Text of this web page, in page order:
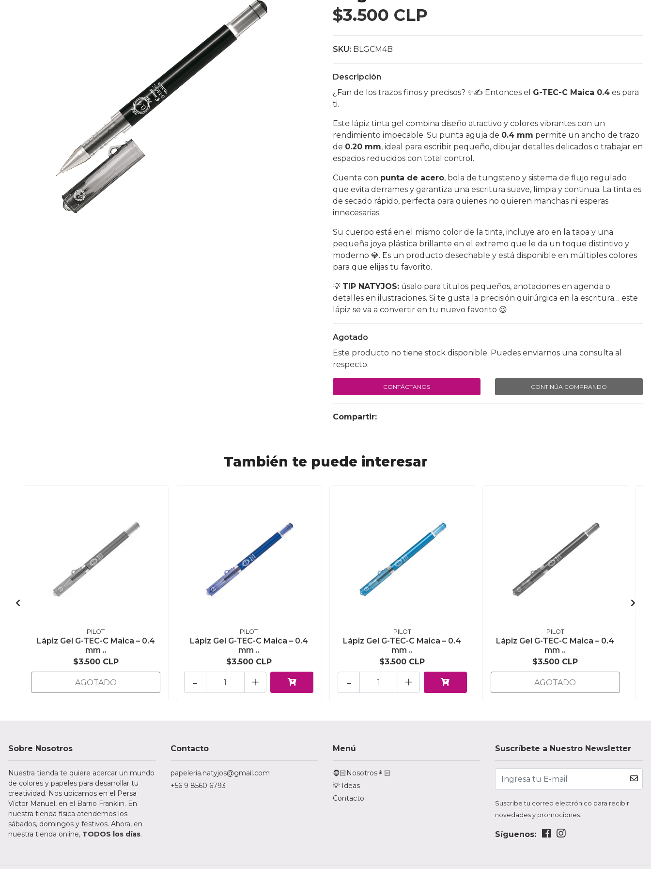
$3.500 CLP
SKU: BLGCM4B
Descripción
¿Fan de los trazos finos y precisos? ✨✍️ Entonces el G-TEC-C Maica 0.4 es para
ti.
Este lápiz tinta gel combina diseño atractivo y colores vibrantes con un
rendimiento impecable. Su punta aguja de 0.4 mm permite un ancho de trazo
de 0.20 mm, ideal para escribir pequeño, dibujar detalles delicados o trabajar en
espacios reducidos con total control.
Cuenta con punta de acero, bola de tungsteno y sistema de flujo regulado
que evita derrames y garantiza una escritura suave, limpia y continua. La tinta es
de secado rápido, perfecta para quienes no quieren manchas ni esperas
innecesarias.
Su cuerpo está en el mismo color de la tinta, incluye aro en la tapa y una
pequeña joya plástica brillante en el extremo que le da un toque distintivo y
moderno 💎. Es un producto desechable y está disponible en múltiples colores
para que elijas tu favorito.
💡 TIP NATYJOS: úsalo para títulos pequeños, anotaciones en agenda o
detalles en ilustraciones. Si te gusta la precisión quirúrgica en la escritura… este
lápiz se va a convertir en tu nuevo favorito 😉
Agotado
Este producto no tiene stock disponible. Puedes enviarnos una consulta al
respecto.
CONTÁCTANOS CONTINÚA COMPRANDO
Compartir:
También te puede interesar
PILOT
Lápiz Gel G-TEC-C Maica – 0.4
mm ..
$3.500 CLP
AGOTADO
PILOT
Lápiz Gel G-TEC-C Maica – 0.4
mm ..
$3.500 CLP
+
-
PILOT
Lápiz Gel G-TEC-C Maica – 0.4
mm ..
$3.500 CLP
+
-
PILOT
Lápiz Gel G-TEC-C Maica – 0.4
mm ..
$3.500 CLP
AGOTADO
Sobre Nosotros
Nuestra tienda te quiere acercar un mundo
de colores y papeles para desarrollar tu
creatividad. Nos ubicamos en el Persa
Víctor Manuel, en el Barrio Franklin. En
nuestra tienda física atendemos los
sábados, domingos y festivos. Ahora, en
nuestra tienda online, TODOS los días.
Contacto
papeleria.natyjos@gmail.com
+56 9 8560 6793
Menú
🧔🏻Nosotros👩🏻
💡 Ideas
Contacto
Suscríbete a Nuestro Newsletter
Suscribe tu correo electrónico para recibir
novedades y promociones.
Síguenos: